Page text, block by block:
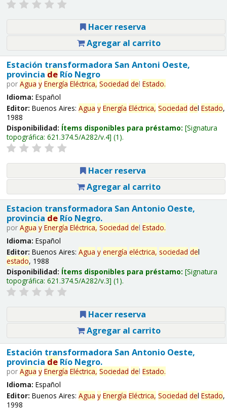
Hacer reserva
Agregar al carrito
Estación transformadora San Antoni Oeste,
provincia deRío Negro
por Agua y Energía Eléctrica, Sociedad del Estado.
Idioma: Español
Editor: Buenos Aires: Agua y Energía Eléctrica, Sociedad del Estado,
1988
Disponibilidad: Ítems disponibles para préstamo: Signatura
topográfica: 621.374.5/A282/v.4 (1).
Hacer reserva
Agregar al carrito
Estacion transformadora San Antonio Oeste,
provincia deRío Negro.
por Agua y Energía Eléctrica, Sociedad del Estado.
Idioma: Español
Editor: Buenos Aires: Agua y energía eléctrica, sociedad del
estado, 1988
Disponibilidad: Ítems disponibles para préstamo: Signatura
topográfica: 621.374.5/A282/v.3 (1).
Hacer reserva
Agregar al carrito
Estación transformadora San Antonio Oeste,
provincia deRío Negro.
por Agua y Energía Eléctrica, Sociedad del Estado.
Idioma: Español
Editor: Buenos Aires: Agua y Energía Eléctrica, Sociedad del Estado,
1998